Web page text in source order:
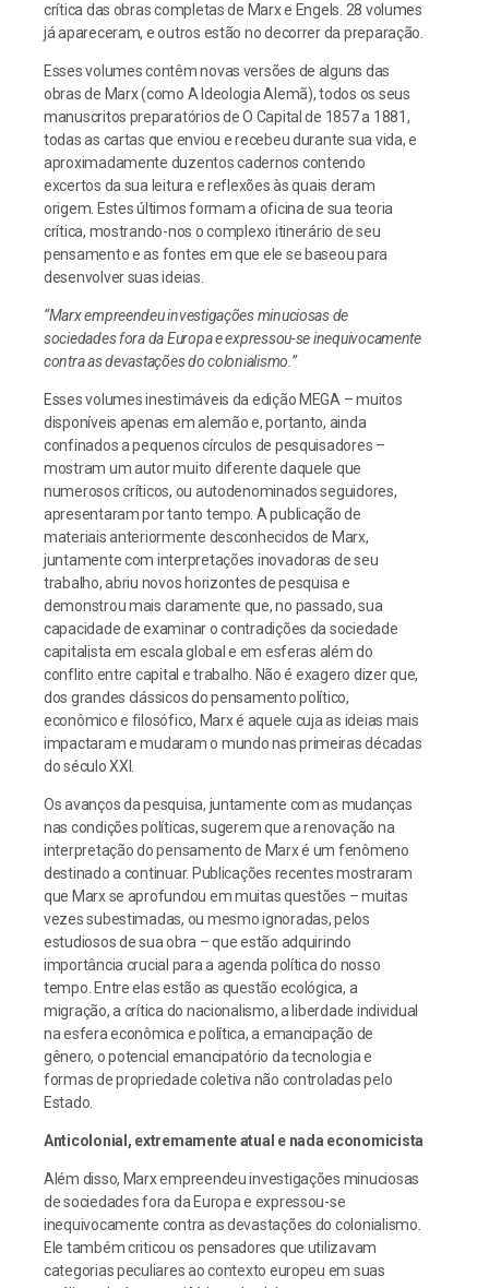
crítica das obras completas de Marx e Engels. 28 volumes
já apareceram, e outros estão no decorrer da preparação.
Esses volumes contêm novas versões de alguns das
obras de Marx (como A Ideologia Alemã), todos os seus
manuscritos preparatórios de O Capital de 1857 a 1881,
todas as cartas que enviou e recebeu durante sua vida, e
aproximadamente duzentos cadernos contendo
excertos da sua leitura e reflexões às quais deram
origem. Estes últimos formam a oficina de sua teoria
crítica, mostrando-nos o complexo itinerário de seu
pensamento e as fontes em que ele se baseou para
desenvolver suas ideias.
“Marx empreendeu investigações minuciosas de
sociedades fora da Europa e expressou-se inequivocamente
contra as devastações do colonialismo.”
Esses volumes inestimáveis ​​da edição MEGA – muitos
disponíveis apenas em alemão e, portanto, ainda
confinados a pequenos círculos de pesquisadores –
mostram um autor muito diferente daquele que
numerosos críticos, ou autodenominados seguidores,
apresentaram por tanto tempo. A publicação de
materiais anteriormente desconhecidos de Marx,
juntamente com interpretações inovadoras de seu
trabalho, abriu novos horizontes de pesquisa e
demonstrou mais claramente que, no passado, sua
capacidade de examinar o contradições da sociedade
capitalista em escala global e em esferas além do
conflito entre capital e trabalho. Não é exagero dizer que,
dos grandes clássicos do pensamento político,
econômico e filosófico, Marx é aquele cuja as ideias mais
impactaram e mudaram o mundo nas primeiras décadas
do século XXI.
Os avanços da pesquisa, juntamente com as mudanças
nas condições políticas, sugerem que a renovação na
interpretação do pensamento de Marx é um fenômeno
destinado a continuar. Publicações recentes mostraram
que Marx se aprofundou em muitas questões – muitas
vezes subestimadas, ou mesmo ignoradas, pelos
estudiosos de sua obra – que estão adquirindo
importância crucial para a agenda política do nosso
tempo. Entre elas estão as questão ecológica, a
migração, a crítica do nacionalismo, a liberdade individual
na esfera econômica e política, a emancipação de
gênero, o potencial emancipatório da tecnologia e
formas de propriedade coletiva não controladas pelo
Estado.
Anticolonial, extremamente atual e nada economicista
Além disso, Marx empreendeu investigações minuciosas
de sociedades fora da Europa e expressou-se
inequivocamente contra as devastações do colonialismo.
Ele também criticou os pensadores que utilizavam
categorias peculiares ao contexto europeu em suas